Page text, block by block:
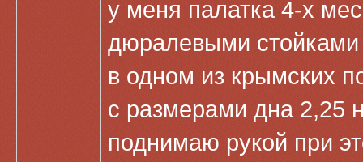
у меня палатка 4-х
дюралевыми стойками
в одном из крымских
с размерами дна 2,25
поднимаю рукой при